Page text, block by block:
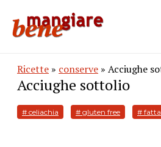
Ricette » conserve » Acciughe
Acciughe sottolio
# celiachia # gluten free # fatta